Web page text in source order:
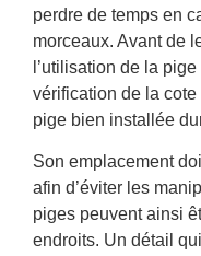
perdre de temps en
morceaux. Avant de
l’utilisation de la
vérification de la
pige bien installée
Son emplacement
afin d’éviter les
piges peuvent ainsi
endroits. Un détail